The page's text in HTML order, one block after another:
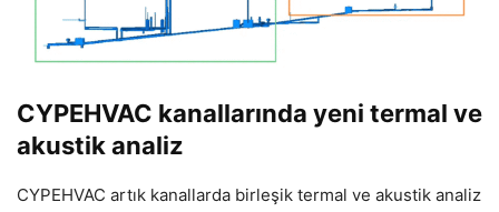
CYPEHVAC kanallarında yeni termal ve
akustik analiz
CYPEHVAC artık kanallarda birleşik termal ve akustik analiz